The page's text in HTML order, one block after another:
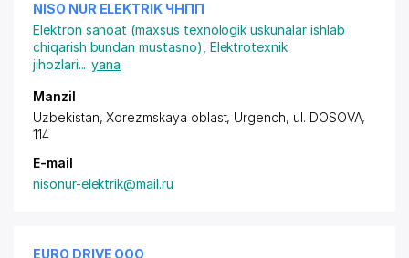
NISO NUR ELEKTRIK ЧНПП
Elektron sanoat (maxsus texnologik uskunalar ishlab
chiqarish bundan mustasno) Elektrotexnik
jihozlari... yana
Manzil
Uzbekistan, Xorezmskaya oblast, Urgench, ul. DOSOVA,
114
E-mail
nisonur-elektrik@mail.ru
EURO DRIVE ООО